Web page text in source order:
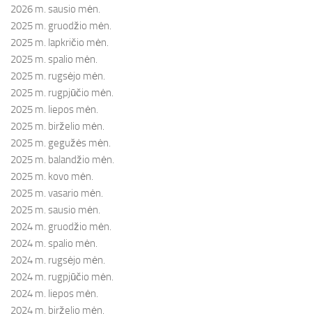
2026 m. sausio mėn.
2025 m. gruodžio mėn.
2025 m. lapkričio mėn.
2025 m. spalio mėn.
2025 m. rugsėjo mėn.
2025 m. rugpjūčio mėn.
2025 m. liepos mėn.
2025 m. birželio mėn.
2025 m. gegužės mėn.
2025 m. balandžio mėn.
2025 m. kovo mėn.
2025 m. vasario mėn.
2025 m. sausio mėn.
2024 m. gruodžio mėn.
2024 m. spalio mėn.
2024 m. rugsėjo mėn.
2024 m. rugpjūčio mėn.
2024 m. liepos mėn.
2024 m. birželio mėn.